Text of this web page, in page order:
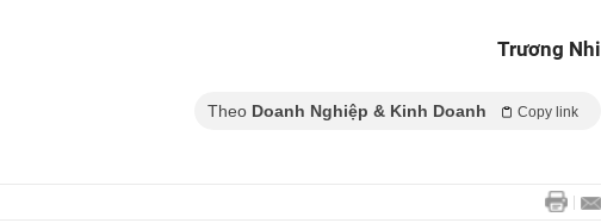
Trương Nhi
Theo Doanh Nghiệp & Kinh Doanh Copy link